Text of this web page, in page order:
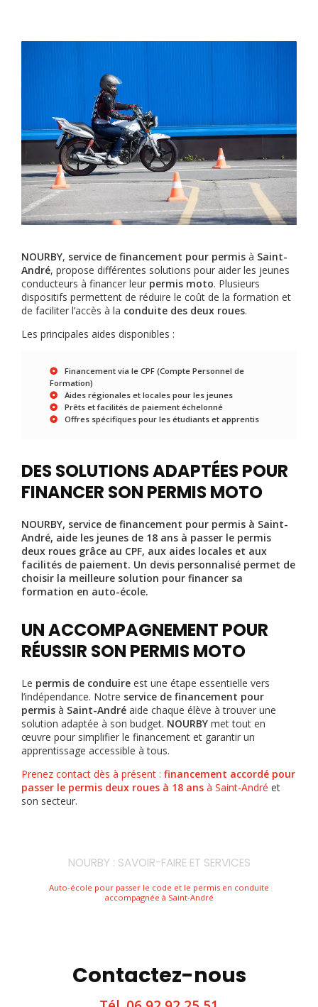
NOURBY, service de financement pour permis à Saint-
André, propose différentes solutions pour aider les jeunes
conducteurs à financer leur permis moto. Plusieurs
dispositifs permettent de réduire le coût de la formation et
de faciliter l’accès à la conduite des deux roues.
Les principales aides disponibles :
Financement via le CPF (Compte Personnel de
Formation)
Aides régionales et locales pour les jeunes
Prêts et facilités de paiement échelonné
Offres spécifiques pour les étudiants et apprentis
DES SOLUTIONS ADAPTÉES POUR
FINANCER SON PERMIS MOTO
NOURBY, service de financement pour permis à Saint-
André, aide les jeunes de 18 ans à passer le permis
deux roues grâce au CPF, aux aides locales et aux
facilités de paiement. Un devis personnalisé permet de
choisir la meilleure solution pour financer sa
formation en auto-école.
UN ACCOMPAGNEMENT POUR
RÉUSSIR SON PERMIS MOTO
Le permis de conduire est une étape essentielle vers
l’indépendance. Notre service de financement pour
permis à Saint-André aide chaque élève à trouver une
solution adaptée à son budget. NOURBY met tout en
œuvre pour simplifier le financement et garantir un
apprentissage accessible à tous.
Prenez contact dès à présent : financement accordé pour
passer le permis deux roues à 18 ans à Saint-André et
son secteur.
NOURBY : SAVOIR-FAIRE ET SERVICES
Auto-école pour passer le code et le permis en conduite
accompagnée à Saint-André
Contactez-nous